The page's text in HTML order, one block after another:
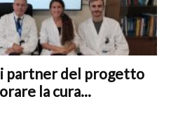
partner del progetto
la cura...